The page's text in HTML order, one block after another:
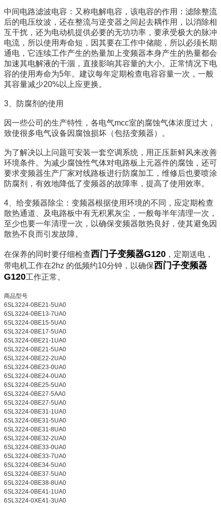
中间电路滤波电容：又称电解电容，该电容的作用：滤除整流
后的电压纹波，还在整流与逆变器之间起去耦作用，以消除相
互干扰，还为电动机提供必要的无功功率，要承受极大的脉冲
电流，所以使用寿命短，因其要在工作中储能，所以必须长期
通电，它连续工作产生的热量加上变频器本身产生的热量都会
加速其电解液的干涸，直接影响其容量的大小。正常情况下电
容的使用寿命为5年。建议每年定期检查电容容量一次，一般
其容量减少20%以上应更换。
3、防腐剂的使用
因一些公司的生产特性，各电气mcc室的腐蚀气体浓度过大，
致使很多电气设备因腐蚀损坏（包括变频器）。
为了解决以上问题可安装一套空调系统，用正压新鲜风来改善
环境条件。为减少腐蚀性气体对电路板上元器件的腐蚀，还可
要求变频器生产厂家对线路板进行防腐加工，维修后也要喷涂
防腐剂，有效地降低了变频器的故障率，提高了使用效率。
4、给变频器除尘：变频器根据使用环境的不同，应定期检查
散热通道、及电路板中有无积累灰尘，一般每半年清理一次，
至少也要一年清理一次，以确保变频器散热良好，使其避免因
散热不良而引发故障。
在保养的同时要仔细检查西门子变频器G120 ，定期送电，
带电机工作在2hz 的低频约10分钟，以确保西门子变频器
G120工作正常。
商品型号
6SL3224-0BE21-5UA0
6SL3224-0BE13-7UA0
6SL3224-0BE15-5UA0
6SL3224-0BE17-5UA0
6SL3224-0BE21-1UA0
6SL3224-0BE21-5UA0
6SL3224-0BE22-2UA0
6SL3224-0BE23-0UA0
6SL3224-0BE24-0UA0
6SL3224-0BE25-5UA0
6SL3224-0BE27-5AA0
6SL3224-0BE27-5UA0
6SL3224-0BE31-1UA0
6SL3224-0BE31-5UA0
6SL3224-0BE31-8UA0
6SL3224-0BE32-2UA0
6SL3224-0BE33-0UA0
6SL3224-0BE33-7UA0
6SL3224-0BE34-5UA0
6SL3224-0BE37-5UA0
6SL3224-0BE38-8UA0
6SL3224-0BE41-1UA0
6SL3224-0XE41-3UA0